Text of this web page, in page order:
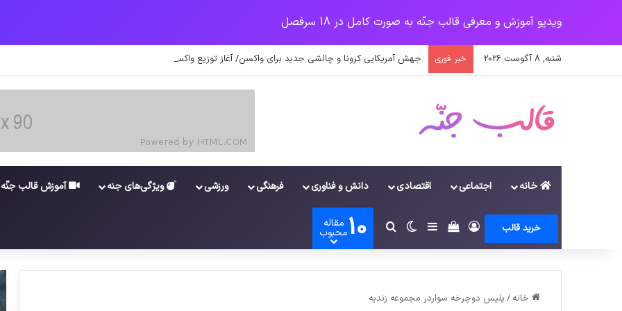
ویدیو آموزش و معرفی قالب جنّه به صورت کامل در 18 سرفصل
شنبه, 8 آگوست 2026 خبر فوری جهش آمریکایی کرونا و چالشی جدید برای واکسن/ آغاز توزیع واکسن از سوی اتحادیه کوواکس
خانه اجتماعی اقتصادی دانش و فناوری فرهنگی ورزشی ویژگی‌های جنه آموزش قالب جنّه
خرید قالب وروددیدن سبد خرید
سایدبارتغییر پوسته
جستجو برای
10 مقاله
محبوب
خانه / پلیس دوچرخه سواردر مجموعه زندیه